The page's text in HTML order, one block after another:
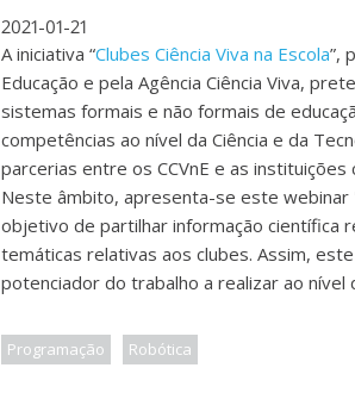
2021-01-21
A iniciativa “Clubes Ciência Viva na Escola”,
Educação e pela Agência Ciência Viva,
sistemas formais e não formais de
competências ao nível da Ciência e da
parcerias entre os CCVnE e as
Neste âmbito, apresenta-se este webinar
objetivo de partilhar informação científica
temáticas relativas aos clubes. Assim, este
potenciador do trabalho a realizar ao nível
Programação Robótica